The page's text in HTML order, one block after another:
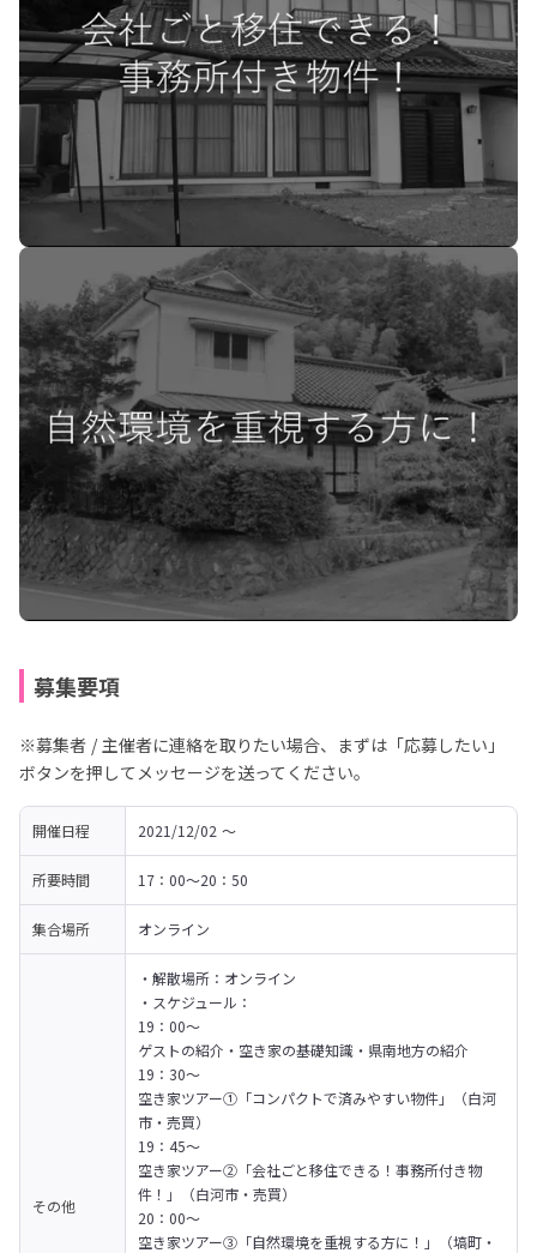
募集要項
※募集者 / 主催者に連絡を取りたい場合、まずは「応募したい」
ボタンを押してメッセージを送ってください。
開催日程 2021/12/02 〜
所要時間 17：00～20：50
集合場所 オンライン
その他
・解散場所：オンライン
・スケジュール：
19：00～
ゲストの紹介・空き家の基礎知識・県南地方の紹介
19：30～
空き家ツアー①「コンパクトで済みやすい物件」（白河
市・売買）
19：45～
空き家ツアー②「会社ごと移住できる！事務所付き物
件！」（白河市・売買）
20：00～
空き家ツアー③「自然環境を重視する方に！」（塙町・